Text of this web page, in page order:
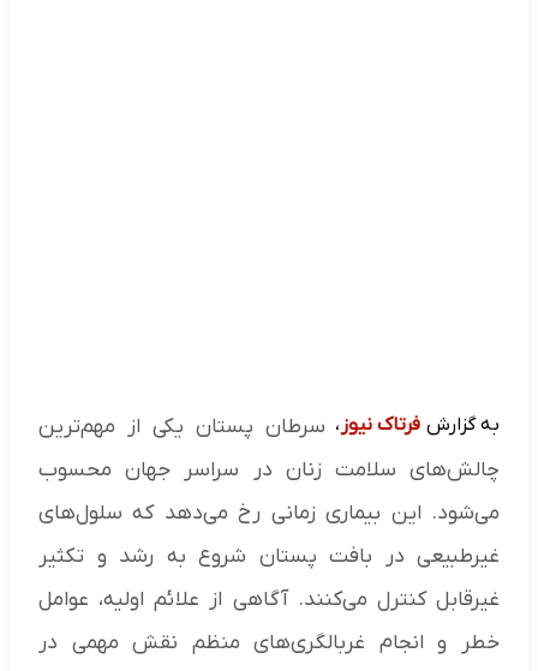
به گزارش فرتاک نیوز ، سرطان پستان یکی از مهم‌ترین
چالش‌های سلامت زنان در سراسر جهان محسوب
می‌شود. این بیماری زمانی رخ می‌دهد که سلول‌های
غیرطبیعی در بافت پستان شروع به رشد و تکثیر
غیرقابل کنترل می‌کنند. آگاهی از علائم اولیه، عوامل
خطر و انجام غربالگری‌های منظم نقش مهمی در